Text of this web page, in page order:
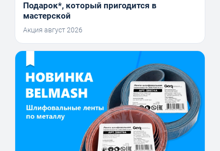
Подарок*, который пригодится в
мастерской
Акция август 2026